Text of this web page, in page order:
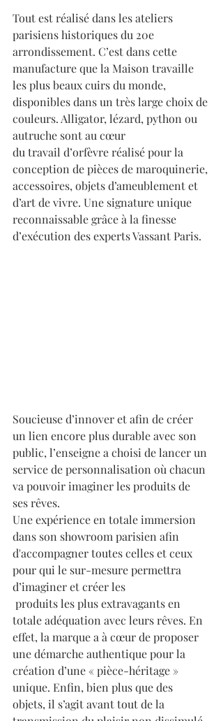
Tout est réalisé dans les ateliers
parisiens historiques du 20e
arrondissement. C’est dans cette
manufacture que la Maison travaille
les plus beaux cuirs du monde,
disponibles dans un très large choix de
couleurs. Alligator, lézard, python ou
autruche sont au cœur
du travail d’orfèvre réalisé pour la
conception de pièces de maroquinerie,
accessoires, objets d’ameublement et
d’art de vivre. Une signature unique
reconnaissable grâce à la finesse
d’exécution des experts Vassant Paris.
Soucieuse d’innover et afin de créer
un lien encore plus durable avec son
public, l’enseigne a choisi de lancer un
service de personnalisation où chacun
va pouvoir imaginer les produits de
ses rêves.
Une expérience en totale immersion
dans son showroom parisien afin
d'accompagner toutes celles et ceux
pour qui le sur-mesure permettra
d’imaginer et créer les
totale adéquation avec leurs rêves. En
effet, la marque a à cœur de proposer
une démarche authentique pour la
création d’une « pièce-héritage »
unique. Enfin, bien plus que des
objets, il s’agit avant tout de la